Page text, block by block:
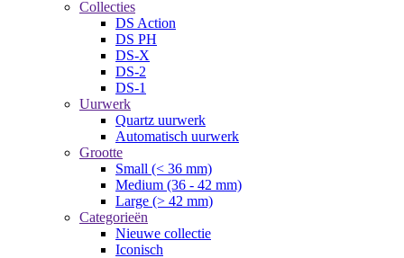
Collecties
DS Action
DS PH
DS-X
DS-2
DS-1
Uurwerk
Quartz uurwerk
Automatisch uurwerk
Grootte
Small (< 36 mm)
Medium (36 - 42 mm)
Large (> 42 mm)
Categorieën
Nieuwe collectie
Iconisch